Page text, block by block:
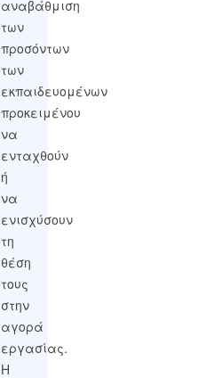
αναβάθμιση
των
προσόντων
των
εκπαιδευομένων
προκειμένου
να
ενταχθούν
ή
να
ενισχύσουν
τη
θέση
τους
στην
αγορά
εργασίας.
Η